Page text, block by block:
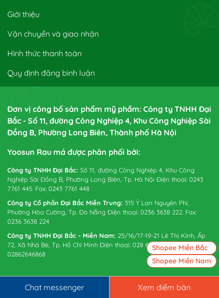
Giới thiệu
Vận chuyển và giao nhận
Hình thức thanh toán
Quy định đăng bình luận
Đơn vị công bố sản phẩm mỹ phẩm: Công ty TNHH Đại
Bắc - Số 11, đường Công Nghiệp 4, Khu Công Nghiệp Sài
Đồng B, Phường Long Biên, Thành phố Hà Nội
Yoosun Rau má được phân phối bởi:
Công ty TNHH Đại Bắc: Số 11, đường Công Nghiệp 4, Khu Công
Nghiệp Sài Đồng B, Phường Long Biên, Tp. Hà Nội Điện thoại: 0243
7761 445. Fax: 0243 7761 448
Công ty Cổ phần Đại Bắc Miền Trung: 315 Ỷ Lan Nguyên Phi,
Phường Hòa Cường, Tp. Đà Nẵng Điện thoại: 0236 3638 222. Fax:
0236 3638 224
Công ty TNHH Đại Bắc - Miền Nam: 25/16/17-19-21 Lê Thị Kỉnh, Ấp
72, Xã Nhà Bè, Tp. Hồ Chí Minh Điện thoại: 028 6265 0738. Fax:
02862646868
Chat messenger Xem điểm bán
Shopee Miền Bắc
Shopee Miền Nam